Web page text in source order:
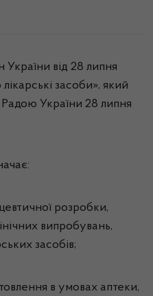
від 28 липня
засоби», який
України 28 липня
розробки,
випробувань,
засобів;
в умовах аптеки,